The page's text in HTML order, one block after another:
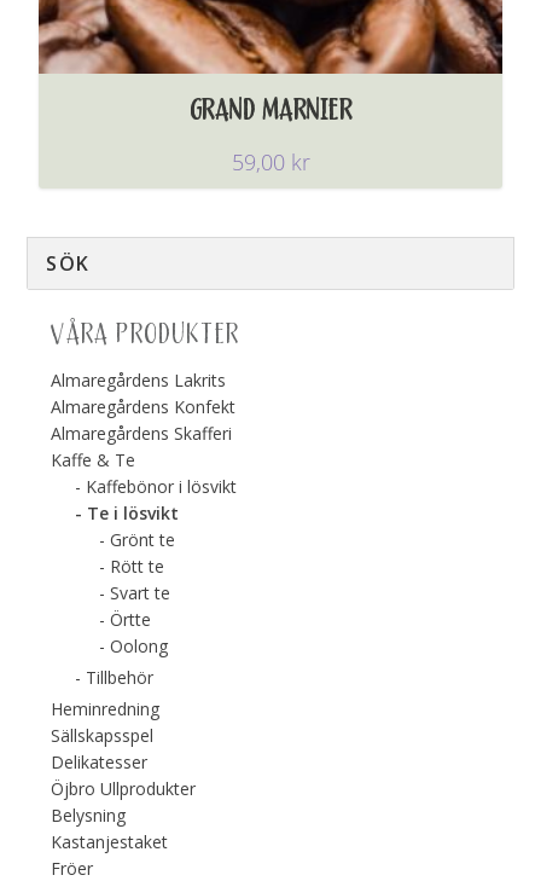
GRAND MARNIER
59,00 kr
VÅRA PRODUKTER
Almaregårdens Lakrits
Almaregårdens Konfekt
Almaregårdens Skafferi
Kaffe & Te
Kaffebönor i lösvikt
Te i lösvikt
Grönt te
Rött te
Svart te
Örtte
Oolong
Tillbehör
Heminredning
Sällskapsspel
Delikatesser
Öjbro Ullprodukter
Belysning
Kastanjestaket
Fröer